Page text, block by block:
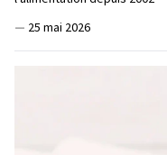
— 25 mai 2026